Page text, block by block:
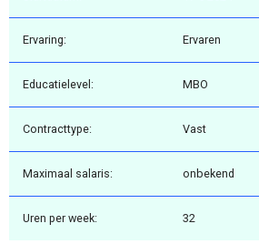
Ervaring: Ervaren
Educatielevel: MBO
Contracttype: Vast
Maximaal salaris: onbekend
Uren per week: 32